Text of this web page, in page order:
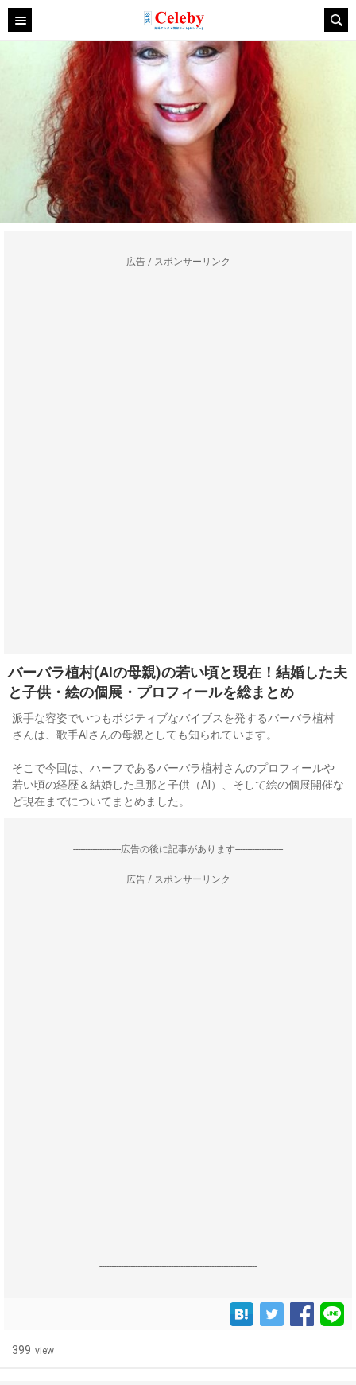
広告 / スポンサーリンク
バーバラ植村(AIの母親)の若い頃と現在！結婚した夫
と子供・絵の個展・プロフィールを総まとめ
派手な容姿でいつもポジティブなバイブスを発するバーバラ植村
さんは、歌手AIさんの母親としても知られています。
そこで今回は、ハーフであるバーバラ植村さんのプロフィールや
若い頃の経歴＆結婚した旦那と子供（AI）、そして絵の個展開催な
ど現在までについてまとめました。
--------------------広告の後に記事があります--------------------
広告 / スポンサーリンク
------------------------------------------------------------------
399 view